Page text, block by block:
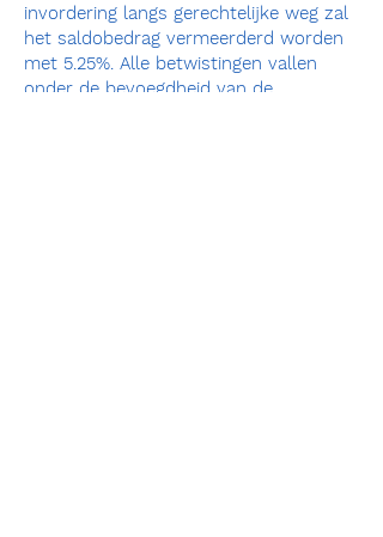
invordering langs gerechtelijke weg zal
het saldobedrag vermeerderd worden
met 5.25%. Alle betwistingen vallen
onder de bevoegdheid van de